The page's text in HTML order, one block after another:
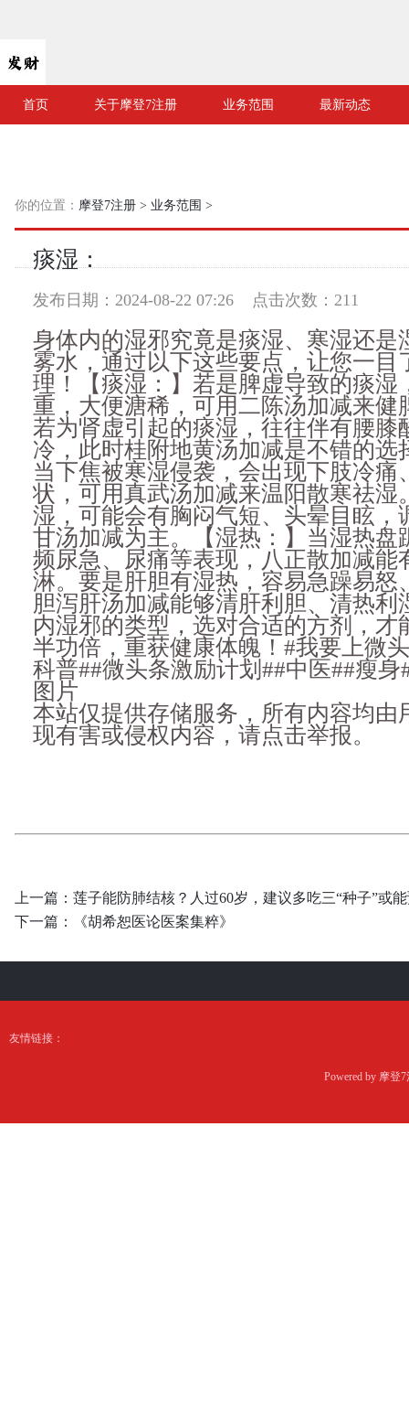
首页 关于摩登7注册 业务范围 最新动态
你的位置： 摩登7注册 > 业务范围 >
痰湿：
发布日期：2024-08-22 07:26 点击次数：211
身体内的湿邪究竟是痰湿、寒湿还是
雾水，通过以下这些要点，让您一目
理！【痰湿：】若是脾虚导致的痰湿
重，大便溏稀，可用二陈汤加减来健
若为肾虚引起的痰湿，往往伴有腰膝
冷，此时桂附地黄汤加减是不错的选
当下焦被寒湿侵袭，会出现下肢冷痛
状，可用真武汤加减来温阳散寒祛湿
湿，可能会有胸闷气短、头晕目眩，
甘汤加减为主。【湿热：】当湿热盘
频尿急、尿痛等表现，八正散加减能
淋。要是肝胆有湿热，容易急躁易怒
胆泻肝汤加减能够清肝利胆、清热利
内湿邪的类型，选对合适的方剂，才
半功倍，重获健康体魄！#我要上微
科普##微头条激励计划##中医##瘦身
图片
本站仅提供存储服务，所有内容均由
现有害或侵权内容，请点击举报。
上一篇： 莲子能防肺结核？人过60岁，建议多吃三“种子”或
下一篇：
《胡希恕医论医案集粹》
友情链接：
Powered by 摩登